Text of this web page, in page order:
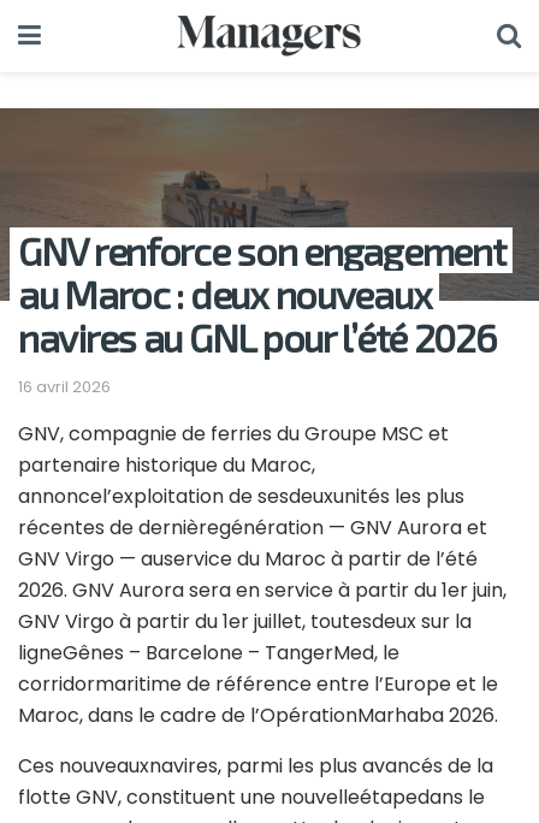
GNV renforce son engagement
au Maroc : deux nouveaux
navires au GNL pour l’été 2026
16 avril 2026
GNV, compagnie de ferries du Groupe MSC et
partenaire historique du Maroc,
annoncel’exploitation de sesdeuxunités les plus
récentes de dernièregénération — GNV Aurora et
GNV Virgo — auservice du Maroc à partir de l’été
2026. GNV Aurora sera en service à partir du 1er juin,
GNV Virgo à partir du 1er juillet, toutesdeux sur la
ligneGênes – Barcelone – TangerMed, le
corridormaritime de référence entre l’Europe et le
Maroc, dans le cadre de l’OpérationMarhaba 2026.
Ces nouveauxnavires, parmi les plus avancés de la
flotte GNV, constituent une nouvelleétapedans le